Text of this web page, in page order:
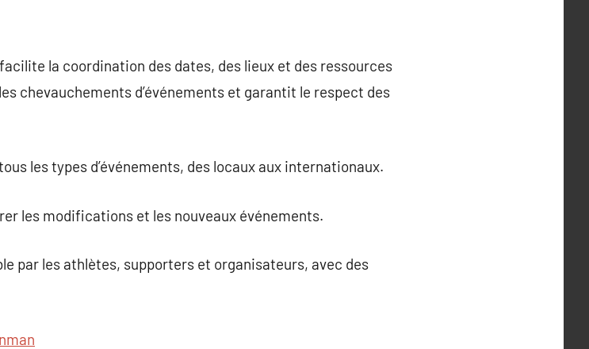
la coordination des dates, des lieux et des ressources
chevauchements d’événements et garantit le respect des
les types d’événements, des locaux aux internationaux.
les modifications et les nouveaux événements.
par les athlètes, supporters et organisateurs, avec des